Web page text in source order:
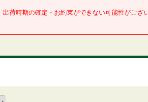
荷時期の確定・お約束ができない可能性がござい